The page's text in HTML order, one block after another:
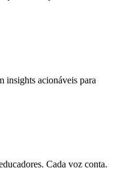
insights acionáveis para
Cada voz conta.